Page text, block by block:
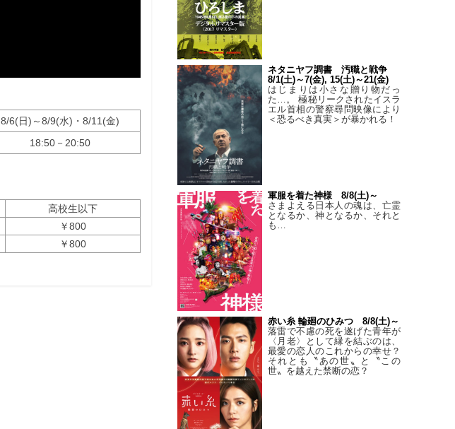
8/6(日)～8/9(水)・8/11(金)
18:50－20:50
高校生以下
￥800
￥800
ネタニヤフ調書 汚職と戦争
8/1(土)～7(金), 15(土)～21(金)
はじまりは小さな贈り物だっ
た…。 極秘リークされたイスラ
エル首相の警察尋問映像により
＜恐るべき真実＞が暴かれる！
軍服を着た神様 8/8(土)～
さまよえる日本人の魂は、亡霊
となるか、神となるか、それと
も…
赤い糸 輪廻のひみつ 8/8(土)～
落雷で不慮の死を遂げた青年が
〈月老〉として縁を結ぶのは、
最愛の恋人のこれからの幸せ？
それとも〝あの世〟と〝この
世〟を越えた禁断の恋？